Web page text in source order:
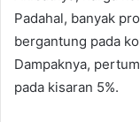
Padahal, banyak
bergantung pada
Dampaknya,
pada kisaran 5%.